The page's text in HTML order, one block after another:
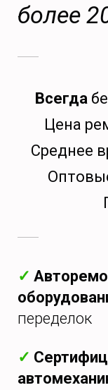
более
Всегда
Цена
Среднее
✓
переделок
✓